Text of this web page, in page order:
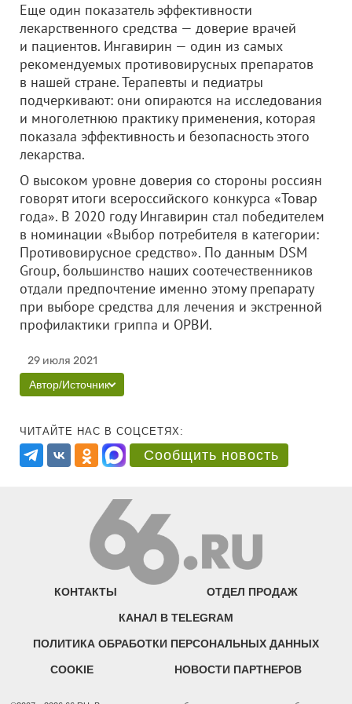
Еще один показатель эффективности
лекарственного средства — доверие врачей
и пациентов. Ингавирин — один из самых
рекомендуемых противовирусных препаратов
в нашей стране. Терапевты и педиатры
подчеркивают: они опираются на исследования
и многолетнюю практику применения, которая
показала эффективность и безопасность этого
лекарства.
О высоком уровне доверия со стороны россиян
говорят итоги всероссийского конкурса «Товар
года». В 2020 году Ингавирин стал победителем
в номинации «Выбор потребителя в категории:
Противовирусное средство». По данным DSM
Group, большинство наших соотечественников
отдали предпочтение именно этому препарату
при выборе средства для лечения и экстренной
профилактики гриппа и ОРВИ.
29 июля 2021
Автор/Источник
ЧИТАЙТЕ НАС В СОЦСЕТЯХ:
Сообщить новость
КОНТАКТЫ ОТДЕЛ ПРОДАЖ
КАНАЛ В TELEGRAM
ПОЛИТИКА ОБРАБОТКИ ПЕРСОНАЛЬНЫХ ДАННЫХ
COOKIE НОВОСТИ ПАРТНЕРОВ